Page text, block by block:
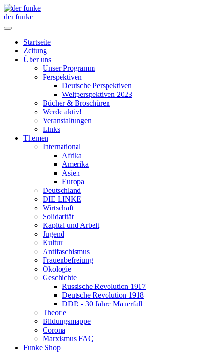
der funke
Startseite
Zeitung
Über uns
Unser Programm
Perspektiven
Deutsche Perspektiven
Weltperspektiven 2023
Bücher & Broschüren
Werde aktiv!
Veranstaltungen
Links
Themen
International
Afrika
Amerika
Asien
Europa
Deutschland
DIE LINKE
Wirtschaft
Solidarität
Kapital und Arbeit
Jugend
Kultur
Antifaschismus
Frauenbefreiung
Ökologie
Geschichte
Russische Revolution 1917
Deutsche Revolution 1918
DDR - 30 Jahre Mauerfall
Theorie
Bildungsmappe
Corona
Marxismus FAQ
Funke Shop